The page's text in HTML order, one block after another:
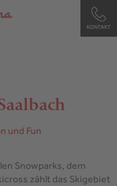
KONTAKT
und Fun
Snowparks, dem
zählt das Skigebiet